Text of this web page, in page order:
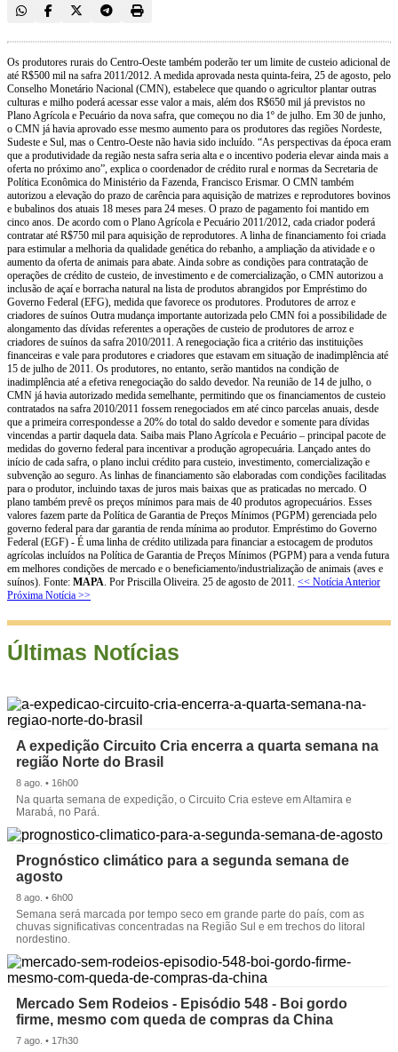
Os produtores rurais do Centro-Oeste também poderão ter um limite de custeio adicional de
até R$500 mil na safra 2011/2012. A medida aprovada nesta quinta-feira, 25 de agosto, pelo
Conselho Monetário Nacional (CMN), estabelece que quando o agricultor plantar outras
culturas e milho poderá acessar esse valor a mais, além dos R$650 mil já previstos no
Plano Agrícola e Pecuário da nova safra, que começou no dia 1º de julho. Em 30 de junho,
o CMN já havia aprovado esse mesmo aumento para os produtores das regiões Nordeste,
Sudeste e Sul, mas o Centro-Oeste não havia sido incluído. “As perspectivas da época eram
que a produtividade da região nesta safra seria alta e o incentivo poderia elevar ainda mais a
oferta no próximo ano”, explica o coordenador de crédito rural e normas da Secretaria de
Política Econômica do Ministério da Fazenda, Francisco Erismar. O CMN também
autorizou a elevação do prazo de carência para aquisição de matrizes e reprodutores bovinos
e bubalinos dos atuais 18 meses para 24 meses. O prazo de pagamento foi mantido em
cinco anos. De acordo com o Plano Agrícola e Pecuário 2011/2012, cada criador poderá
contratar até R$750 mil para aquisição de reprodutores. A linha de financiamento foi criada
para estimular a melhoria da qualidade genética do rebanho, a ampliação da atividade e o
aumento da oferta de animais para abate. Ainda sobre as condições para contratação de
operações de crédito de custeio, de investimento e de comercialização, o CMN autorizou a
inclusão de açaí e borracha natural na lista de produtos abrangidos por Empréstimo do
Governo Federal (EFG), medida que favorece os produtores. Produtores de arroz e
criadores de suínos Outra mudança importante autorizada pelo CMN foi a possibilidade de
alongamento das dívidas referentes a operações de custeio de produtores de arroz e
criadores de suínos da safra 2010/2011. A renegociação fica a critério das instituições
financeiras e vale para produtores e criadores que estavam em situação de inadimplência até
15 de julho de 2011. Os produtores, no entanto, serão mantidos na condição de
inadimplência até a efetiva renegociação do saldo devedor. Na reunião de 14 de julho, o
CMN já havia autorizado medida semelhante, permitindo que os financiamentos de custeio
contratados na safra 2010/2011 fossem renegociados em até cinco parcelas anuais, desde
que a primeira correspondesse a 20% do total do saldo devedor e somente para dívidas
vincendas a partir daquela data. Saiba mais Plano Agrícola e Pecuário – principal pacote de
medidas do governo federal para incentivar a produção agropecuária. Lançado antes do
início de cada safra, o plano inclui crédito para custeio, investimento, comercialização e
subvenção ao seguro. As linhas de financiamento são elaboradas com condições facilitadas
para o produtor, incluindo taxas de juros mais baixas que as praticadas no mercado. O
plano também prevê os preços mínimos para mais de 40 produtos agropecuários. Esses
valores fazem parte da Política de Garantia de Preços Mínimos (PGPM) gerenciada pelo
governo federal para dar garantia de renda mínima ao produtor. Empréstimo do Governo
Federal (EGF) - É uma linha de crédito utilizada para financiar a estocagem de produtos
agrícolas incluídos na Política de Garantia de Preços Mínimos (PGPM) para a venda futura
em melhores condições de mercado e o beneficiamento/industrialização de animais (aves e
suínos). Fonte: MAPA. Por Priscilla Oliveira. 25 de agosto de 2011. << Notícia Anterior
Próxima Notícia >>
Últimas Notícias
A expedição Circuito Cria encerra a quarta semana na
região Norte do Brasil
8 ago. • 16h00
Na quarta semana de expedição, o Circuito Cria esteve em Altamira e
Marabá, no Pará.
Prognóstico climático para a segunda semana de
agosto
8 ago. • 6h00
Semana será marcada por tempo seco em grande parte do país, com as
chuvas significativas concentradas na Região Sul e em trechos do litoral
nordestino.
Mercado Sem Rodeios - Episódio 548 - Boi gordo
firme, mesmo com queda de compras da China
7 ago. • 17h30